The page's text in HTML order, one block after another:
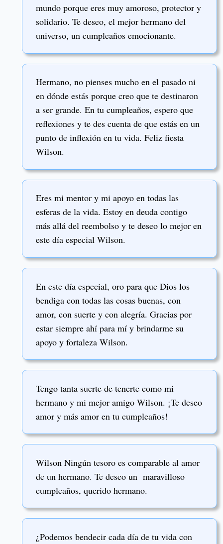
mundo porque eres muy amoroso, protector y
solidario. Te deseo, el mejor hermano del
universo, un cumpleaños emocionante.
Hermano, no pienses mucho en el pasado ni
en dónde estás porque creo que te destinaron
a ser grande. En tu cumpleaños, espero que
reflexiones y te des cuenta de que estás en un
punto de inflexión en tu vida. Feliz fiesta
Wilson.
Eres mi mentor y mi apoyo en todas las
esferas de la vida. Estoy en deuda contigo
más allá del reembolso y te deseo lo mejor en
este día especial Wilson.
En este día especial, oro para que Dios los
bendiga con todas las cosas buenas, con
amor, con suerte y con alegría. Gracias por
estar siempre ahí para mí y brindarme su
apoyo y fortaleza Wilson.
Tengo tanta suerte de tenerte como mi
hermano y mi mejor amigo Wilson. ¡Te deseo
amor y más amor en tu cumpleaños!
Wilson Ningún tesoro es comparable al amor
de un hermano. Te deseo un maravilloso
cumpleaños, querido hermano.
¿Podemos bendecir cada día de tu vida con